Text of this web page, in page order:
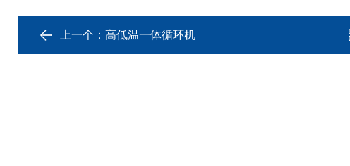
上一个： 高低温一体循环机